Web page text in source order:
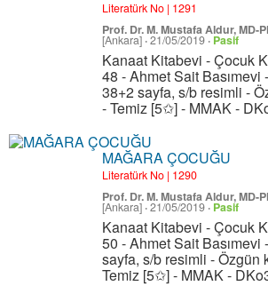
Literatürk No | 1291
Prof. Dr. M. Mustafa Aldur, MD-
[Ankara] ·21/05/2019 · Pasif
Kanaat Kitabevi - Çocuk
48 - Ahmet Sait Basımevi
38+2 sayfa, s/b resimli -
- Temiz [5✩] - MMAK -
MAĞARA ÇOCUĞU
Literatürk No | 1290
Prof. Dr. M. Mustafa Aldur, MD-
[Ankara] ·21/05/2019 · Pasif
Kanaat Kitabevi - Çocuk
50 - Ahmet Sait
sayfa, s/b resimli - Özgün
Temiz [5✩] - MMAK -